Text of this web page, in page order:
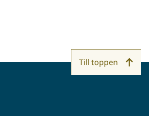
Till toppen